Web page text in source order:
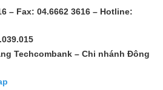
– Fax: 04.6662 3616 – Hotline:
Techcombank – Chi nhánh Đông